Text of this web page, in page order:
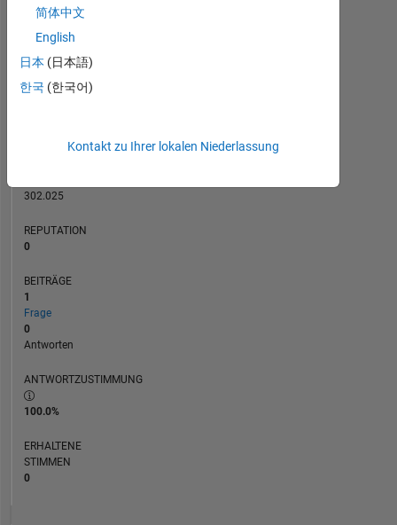
01/23
06/23
11/23
04/24
09/24
02/25
12/25
05/26
302.025
REPUTATION
0
BEITRÄGE
1
Frage
0
Antworten
ANTWORTZUSTIMMUNG
100.0%
ERHALTENE
STIMMEN
0
简体中文
English
日本 (日本語)
한국 (한국어)
Kontakt zu Ihrer lokalen Niederlassung